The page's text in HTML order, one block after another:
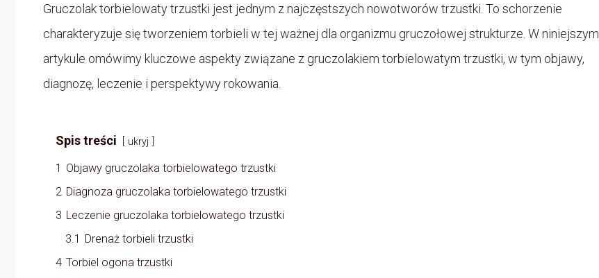
Gruczolak torbielowaty trzustki jest jednym z najczęstszych nowotworów trzustki. To schorzenie
charakteryzuje się tworzeniem torbieli w tej ważnej dla organizmu gruczołowej strukturze. W niniejszym
artykule omówimy kluczowe aspekty związane z gruczolakiem torbielowatym trzustki, w tym objawy,
diagnozę, leczenie i perspektywy rokowania.
Spis treści ukryj
1 Objawy gruczolaka torbielowatego trzustki
2 Diagnoza gruczolaka torbielowatego trzustki
3 Leczenie gruczolaka torbielowatego trzustki
3.1 Drenaż torbieli trzustki
4 Torbiel ogona trzustki